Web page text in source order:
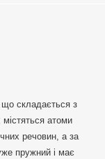
що складається з
атоми
речовин, а за
пружний і має